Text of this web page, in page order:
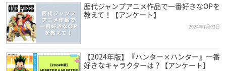
歴代ジャンプアニメ作品で一番好きなOPを
教えて！【アンケート】
2024年7月03日
【2024年版】『ハンター×ハンター』一番
好きなキャラクターは？【アンケート】